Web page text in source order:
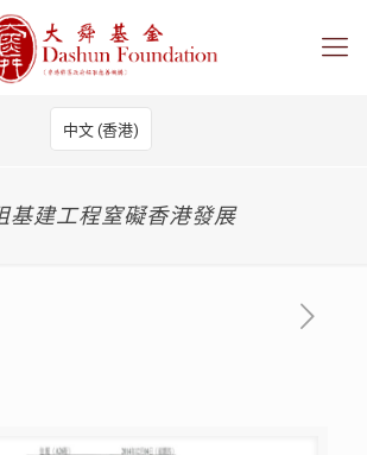
中文 (香港)
基建工程窒礙香港發展